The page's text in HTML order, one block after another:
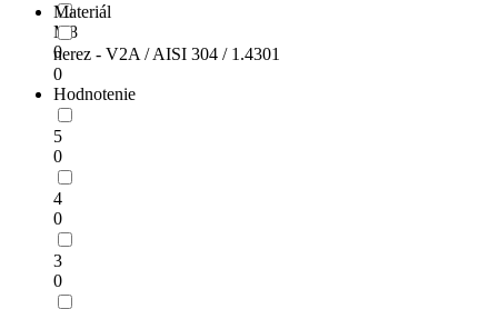
M8
0
Materiál
nerez - V2A / AISI 304 / 1.4301
0
Hodnotenie
5
0
4
0
3
0